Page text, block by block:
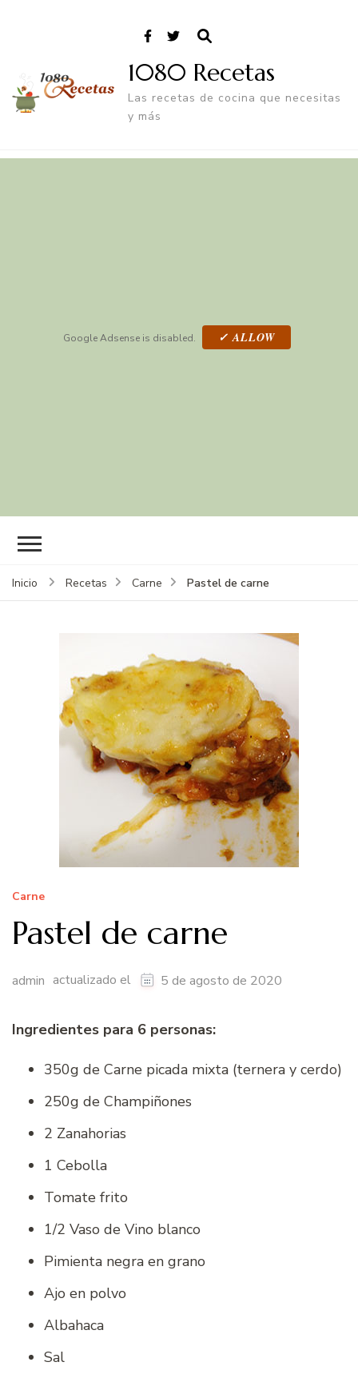
1080 Recetas
Las recetas de cocina que necesitas
y más
Google Adsense is disabled. ✓ ALLOW
Inicio Recetas Carne Pastel de carne
Carne
Pastel de carne
admin actualizado el 5 de agosto de 2020
Ingredientes para 6 personas:
350g de Carne picada mixta (ternera y cerdo)
250g de Champiñones
2 Zanahorias
1 Cebolla
Tomate frito
1/2 Vaso de Vino blanco
Pimienta negra en grano
Ajo en polvo
Albahaca
Sal